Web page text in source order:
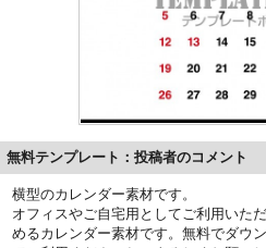
無料テンプレート：投稿者のコメント
横型のカレンダー素材です。
オフィスやご自宅用としてご利用いた
めるカレンダー素材です。無料でダウ